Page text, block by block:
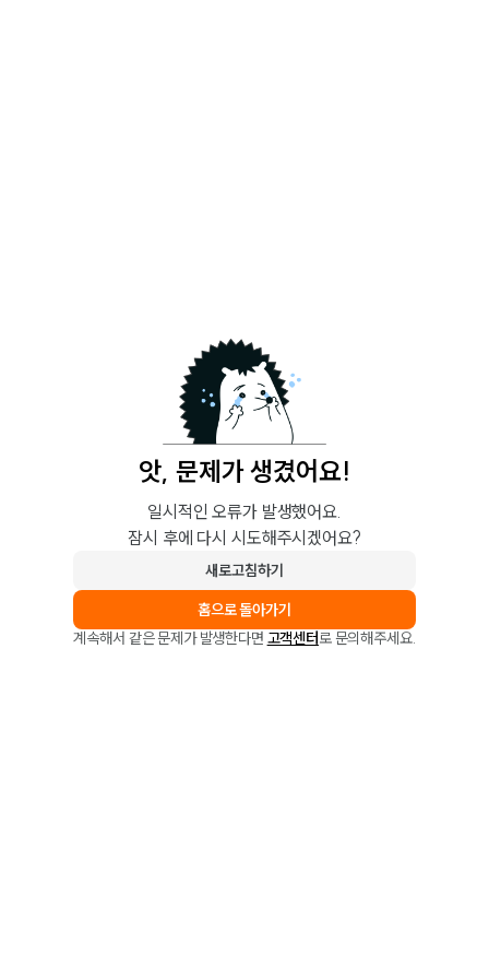
앗, 문제가 생겼어요!
일시적인 오류가 발생했어요.
잠시 후에 다시 시도해주시겠어요?
새로고침하기
홈으로 돌아가기
계속해서 같은 문제가 발생한다면 고객센터로 문의해주세요.